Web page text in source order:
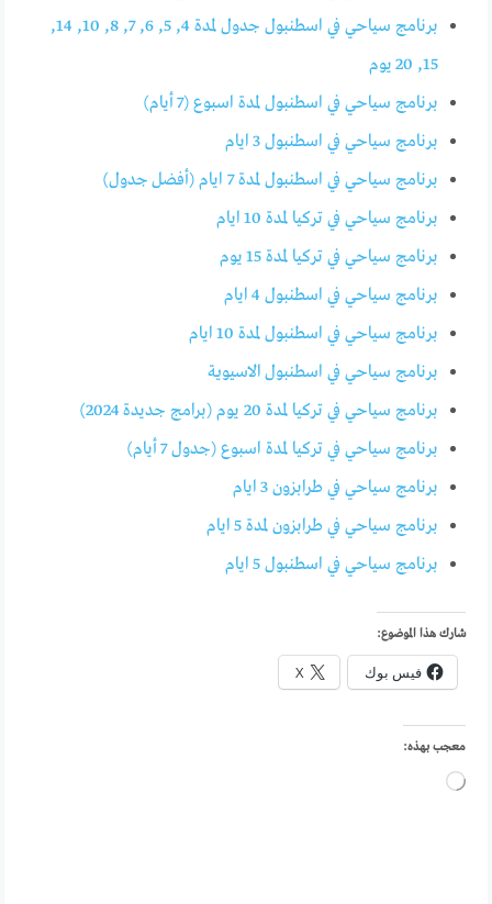
برنامج سياحي في اسطنبول جدول لمدة 4, 5, 6, 7, 8, 10, 14,
15, 20 يوم
برنامج سياحي في اسطنبول لمدة اسبوع (7 أيام)
برنامج سياحي في اسطنبول 3 ايام
برنامج سياحي في اسطنبول لمدة 7 ايام (أفضل جدول)
برنامج سياحي في تركيا لمدة 10 ايام
برنامج سياحي في تركيا لمدة 15 يوم
برنامج سياحي في اسطنبول 4 ايام
برنامج سياحي في اسطنبول لمدة 10 ايام
برنامج سياحي في اسطنبول الاسيوية
برنامج سياحي في تركيا لمدة 20 يوم (برامج جديدة 2024)
برنامج سياحي في تركيا لمدة اسبوع (جدول 7 أيام)
برنامج سياحي في طرابزون 3 ايام
برنامج سياحي في طرابزون لمدة 5 ايام
برنامج سياحي في اسطنبول 5 ايام
شارك هذا الموضوع:
فيس بوك X
معجب بهذه:
جاري